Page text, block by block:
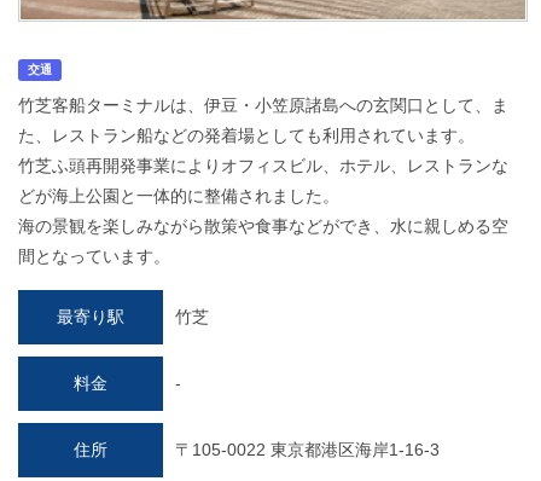
交通
竹芝客船ターミナルは、伊豆・小笠原諸島への玄関口として、ま
た、レストラン船などの発着場としても利用されています。
竹芝ふ頭再開発事業によりオフィスビル、ホテル、レストランな
どが海上公園と一体的に整備されました。
海の景観を楽しみながら散策や食事などができ、水に親しめる空
間となっています。
最寄り駅 竹芝
料金 -
住所 〒105-0022 東京都港区海岸1-16-3